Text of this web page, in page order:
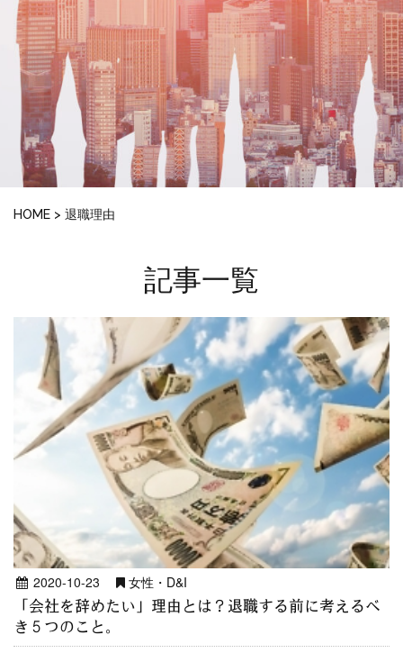
HOME > 退職理由
記事一覧
2020-10-23 女性・D&I
「会社を辞めたい」理由とは？退職する前に考えるべ
き５つのこと。